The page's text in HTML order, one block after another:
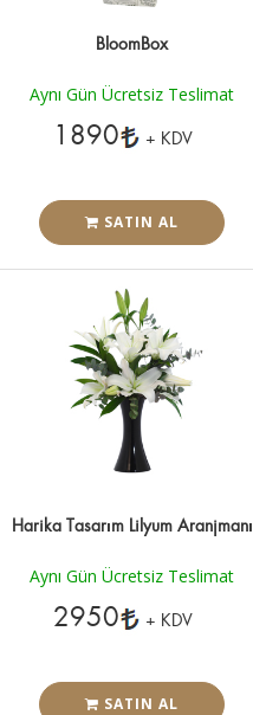
BloomBox
Aynı Gün Ücretsiz Teslimat
1890 + KDV
SATIN AL
Harika Tasarım Lilyum Aranjmanı
Aynı Gün Ücretsiz Teslimat
2950 + KDV
SATIN AL